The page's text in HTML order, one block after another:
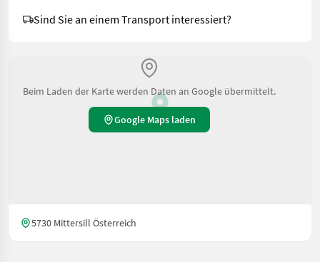
Sind Sie an einem Transport interessiert?
Beim Laden der Karte werden Daten an Google übermittelt.
Google Maps laden
5730 Mittersill Österreich